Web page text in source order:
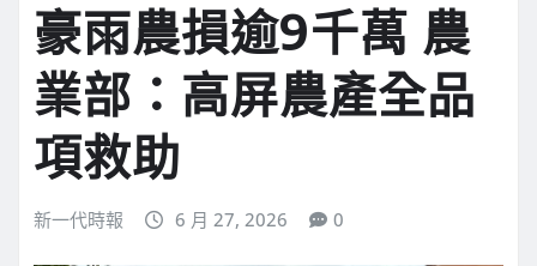
豪雨農損逾9千萬 農
業部：高屏農產全品
項救助
新一代時報 6 月 27, 2026 0